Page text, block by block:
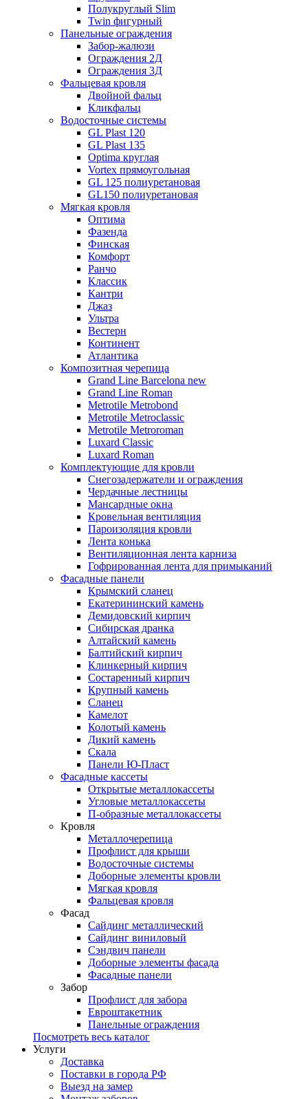
Полукруглый Slim
Twin фигурный
Панельные ограждения
Забор-жалюзи
Ограждения 2Д
Ограждения 3Д
Фальцевая кровля
Двойной фальц
Кликфальц
Водосточные системы
GL Plast 120
GL Plast 135
Optima круглая
Vortex прямоугольная
GL 125 полиуретановая
GL150 полиуретановая
Мягкая кровля
Оптима
Фазенда
Финская
Комфорт
Ранчо
Классик
Кантри
Джаз
Ультра
Вестерн
Континент
Атлантика
Композитная черепица
Grand Line Barcelona new
Grand Line Roman
Metrotile Metrobond
Metrotile Metroclassic
Metrotile Metroroman
Luxard Classic
Luxard Roman
Комплектующие для кровли
Снегозадержатели и ограждения
Чердачные лестницы
Мансардные окна
Кровельная вентиляция
Пароизоляция кровли
Лента конька
Вентиляционная лента карниза
Гофрированная лента для примыканий
Фасадные панели
Крымский сланец
Екатерининский камень
Демидовский кирпич
Сибирская дранка
Алтайский камень
Балтийский кирпич
Клинкерный кирпич
Состаренный кирпич
Крупный камень
Сланец
Камелот
Колотый камень
Дикий камень
Скала
Панели Ю-Пласт
Фасадные кассеты
Открытые металлокассеты
Угловые металлокассеты
П-образные металлокассеты
Кровля
Металлочерепица
Профлист для крыши
Водосточные системы
Доборные элементы кровли
Мягкая кровля
Фальцевая кровля
Фасад
Сайдинг металлический
Сайдинг виниловый
Сэндвич панели
Доборные элементы фасада
Фасадные панели
Забор
Профлист для забора
Евроштакетник
Панельные ограждения
Посмотреть весь каталог
Услуги
Доставка
Поставки в города РФ
Выезд на замер